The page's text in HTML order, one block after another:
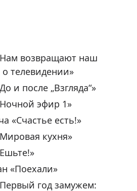
возвращают наш
телевидении»
и после „Взгляда“»
эфир 1»
«Счастье есть!»
кухня»
«Поехали»
год замужем: